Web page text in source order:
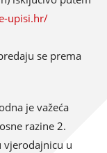
upisi.hr/
se prema
je važeća
razine 2.
vjerodajnicu u